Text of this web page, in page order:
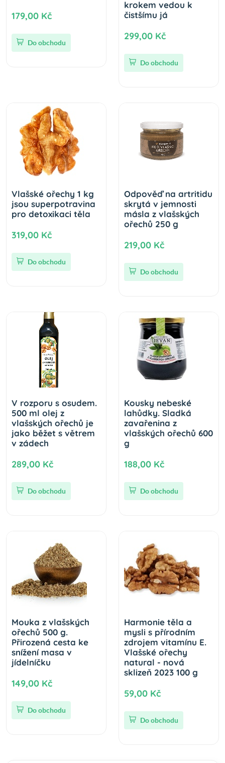
179,00 Kč
Do obchodu
krokem vedou k
čistšímu já
299,00 Kč
Do obchodu
Vlašské ořechy 1 kg
jsou superpotravina
pro detoxikaci těla
319,00 Kč
Do obchodu
Odpověď na artritidu
skrytá v jemnosti
másla z vlašských
ořechů 250 g
219,00 Kč
Do obchodu
V rozporu s osudem.
500 ml olej z
vlašských ořechů je
jako běžet s větrem
v zádech
289,00 Kč
Do obchodu
Kousky nebeské
lahůdky. Sladká
zavařenina z
vlašských ořechů 600
g
188,00 Kč
Do obchodu
Mouka z vlašských
ořechů 500 g.
Přirozená cesta ke
snížení masa v
jídelníčku
149,00 Kč
Do obchodu
Harmonie těla a
mysli s přírodním
zdrojem vitamínu E.
Vlašské ořechy
natural - nová
sklizeň 2023 100 g
59,00 Kč
Do obchodu